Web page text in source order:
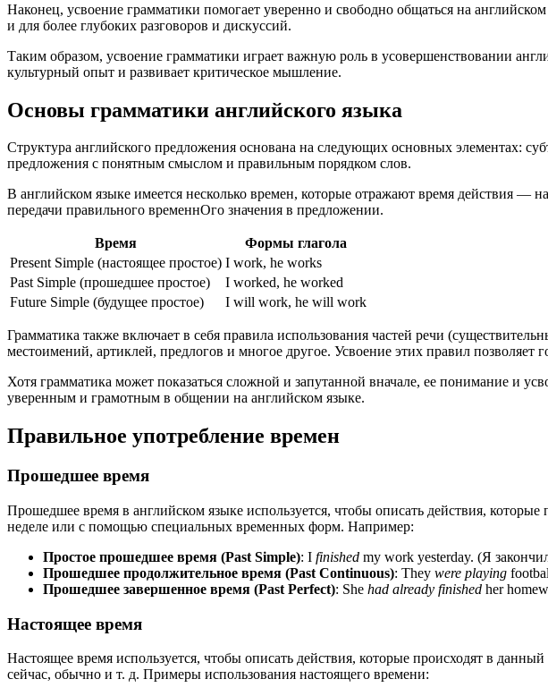
Наконец, усвоение грамматики помогает уверенно и свободно общаться на
и для более глубоких разговоров и дискуссий.
Таким образом, усвоение грамматики играет важную роль в усовершенствовании
культурный опыт и развивает критическое мышление.
Основы грамматики английского языка
Структура английского предложения основана на следующих основных элементах:
предложения с понятным смыслом и правильным порядком слов.
В английском языке имеется несколько времен, которые отражают время действия —
передачи правильного временнОго значения в предложении.
Время
Формы глагола
Present Simple (настоящее простое) I work, he works
Past Simple (прошедшее простое)
I worked, he worked
Future Simple (будущее простое)
I will work, he will work
Грамматика также включает в себя правила использования частей речи
местоимений, артиклей, предлогов и многое другое. Усвоение этих правил позволяет
Хотя грамматика может показаться сложной и запутанной вначале, ее понимание и
уверенным и грамотным в общении на английском языке.
Правильное употребление времен
Прошедшее время
Прошедшее время в английском языке используется, чтобы описать действия,
неделе или с помощью специальных временных форм. Например:
Простое прошедшее время (Past Simple): I finished my work yesterday. (Я
Прошедшее продолжительное время (Past Continuous): They were playing
Прошедшее завершенное время (Past Perfect): She had already finished her
Настоящее время
Настоящее время используется, чтобы описать действия, которые происходят в
сейчас, обычно и т. д. Примеры использования настоящего времени: